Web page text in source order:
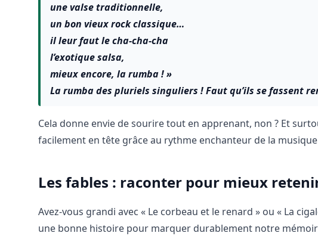
une valse traditionnelle,
un bon vieux rock classique…
il leur faut le cha-cha-cha
l’exotique salsa,
mieux encore, la rumba ! »
La rumba des pluriels singuliers ! Faut qu’ils se fassent
Cela donne envie de sourire tout en apprenant, non ? Et
facilement en tête grâce au rythme enchanteur de la
Les fables : raconter pour mieux
Avez-vous grandi avec « Le corbeau et le renard » ou « La
une bonne histoire pour marquer durablement notre